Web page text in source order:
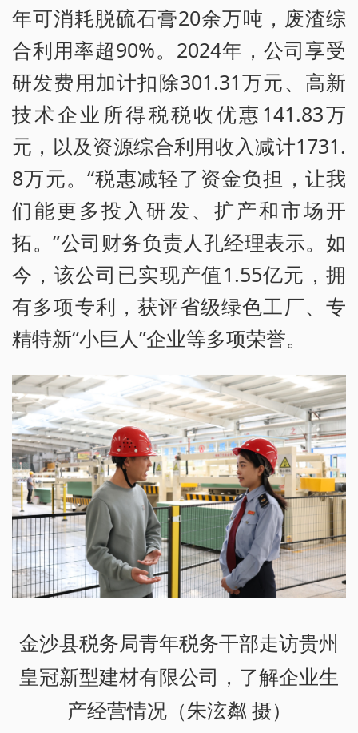
年可消耗脱硫石膏20余万吨，废渣综
合利用率超90%。2024年，公司享受
研发费用加计扣除301.31万元、高新
技术企业所得税税收优惠141.83万
元，以及资源综合利用收入减计1731.
8万元。“税惠减轻了资金负担，让我
们能更多投入研发、扩产和市场开
拓。”公司财务负责人孔经理表示。如
今，该公司已实现产值1.55亿元，拥
有多项专利，获评省级绿色工厂、专
精特新“小巨人”企业等多项荣誉。
金沙县税务局青年税务干部走访贵州
皇冠新型建材有限公司，了解企业生
产经营情况（朱泫粼 摄）